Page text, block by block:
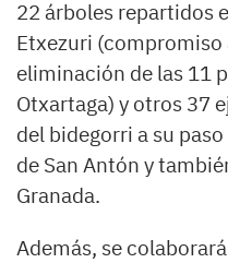
22 árboles repartidos
Etxezuri
eliminación de las 11
Otxartaga) y otros 37
del bidegorri a su
de San Antón y
Granada.
Además, se